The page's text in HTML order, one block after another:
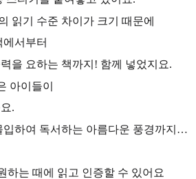
읽기 수준 차이가 크기 때문에
서부터
을 요하는 책까지! 함께 넣었지요.
아이들이
.
입하여 독서하는 아름다운 풍경까지…
하는 때에 읽고 인증할 수 있어요